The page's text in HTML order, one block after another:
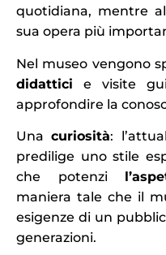
quotidiana, mentre
sua opera più
Nel museo vengono
didattici e visite
approfondire la
Unacuriosità:
predilige uno stile
che potenzi
maniera tale che il
esigenze di un
generazioni.